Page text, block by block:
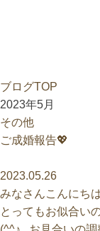
ブログTOP
2023年5月
ご成婚報告💖
2023.05.26
みなさんこんにち
とってもお似合い